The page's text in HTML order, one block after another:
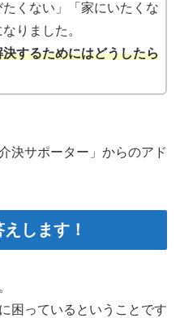
くない」「家にいたくな
りました。
するためにはどうしたら
決サポーター」からのアド
します！
に困っているということです